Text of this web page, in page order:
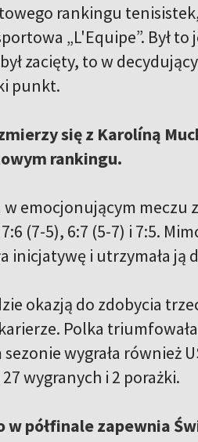
rankingu
„L'Equipe”. Był
zacięty, to w
punkt.
się z Karolíną
rankingu.
w emocjonującym
(7-5), 6:7 (5-7) i 7:5.
inicjatywę i utrzymała ją
okazją do zdobycia
Polka
sezonie wygrała również
wygranych i 2 porażki.
w półfinale zapewnia